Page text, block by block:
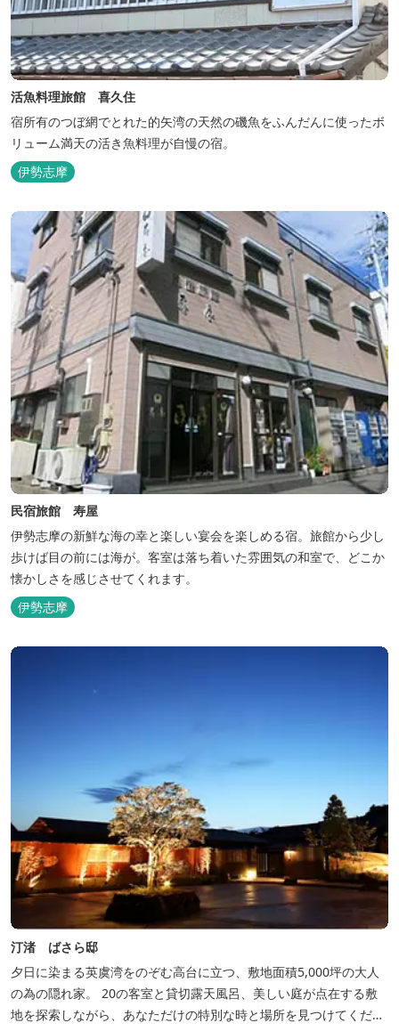
活魚料理旅館 喜久住
宿所有のつぼ網でとれた的矢湾の天然の磯魚をふんだんに使ったボ
リューム満天の活き魚料理が自慢の宿。
伊勢志摩
民宿旅館 寿屋
伊勢志摩の新鮮な海の幸と楽しい宴会を楽しめる宿。旅館から少し
歩けば目の前には海が。客室は落ち着いた雰囲気の和室で、どこか
懐かしさを感じさせてくれます。
伊勢志摩
汀渚 ばさら邸
夕日に染まる英虞湾をのぞむ高台に立つ、敷地面積5,000坪の大人
の為の隠れ家。 20の客室と貸切露天風呂、美しい庭が点在する敷
地を探索しながら、あなただけの特別な時と場所を見つけてくださ